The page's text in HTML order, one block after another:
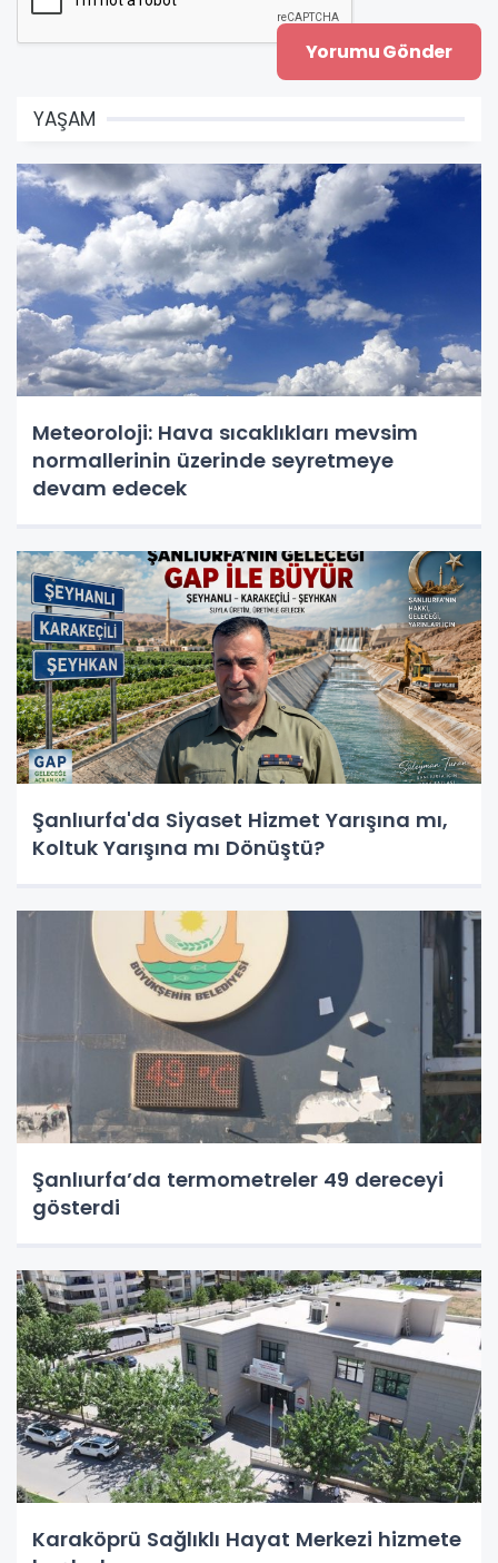
YAŞAM
Meteoroloji: Hava sıcaklıkları mevsim
normallerinin üzerinde seyretmeye
devam edecek
Şanlıurfa'da Siyaset Hizmet Yarışına mı,
Koltuk Yarışına mı Dönüştü?
Şanlıurfa’da termometreler 49 dereceyi
gösterdi
Karaköprü Sağlıklı Hayat Merkezi hizmete